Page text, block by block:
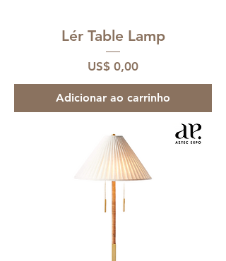
Lér Table Lamp
Preço
US$ 0,00
Adicionar ao carrinho